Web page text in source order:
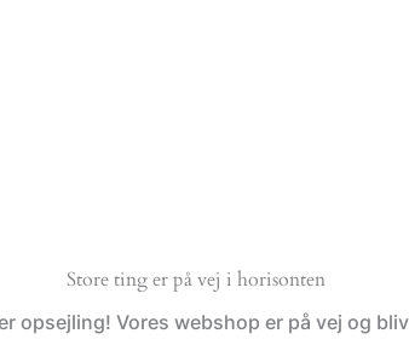
Store ting er på vej i horisonten
opsejling! Vores webshop er på vej og